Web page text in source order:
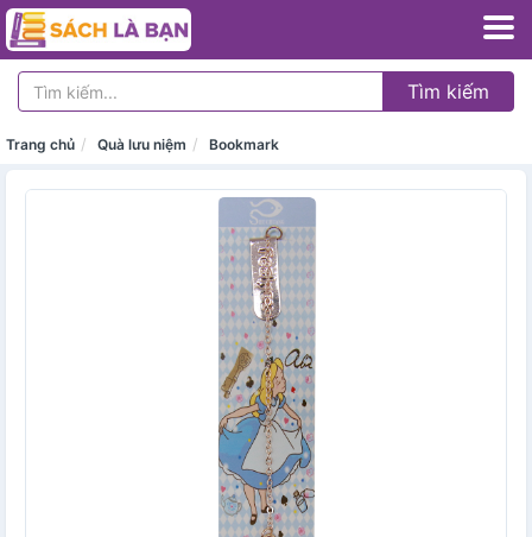
Tìm kiếm
Trang chủ Quà lưu niệm Bookmark